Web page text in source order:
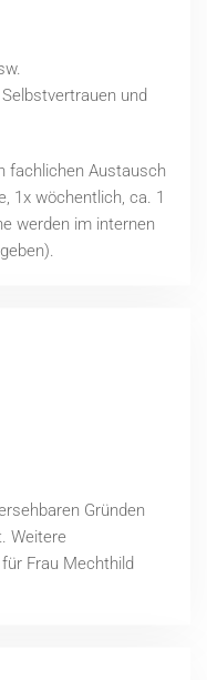
und
fachlichen Austausch
1x wöchentlich, ca. 1
werden im internen
Gründen
Weitere
Frau Mechthild